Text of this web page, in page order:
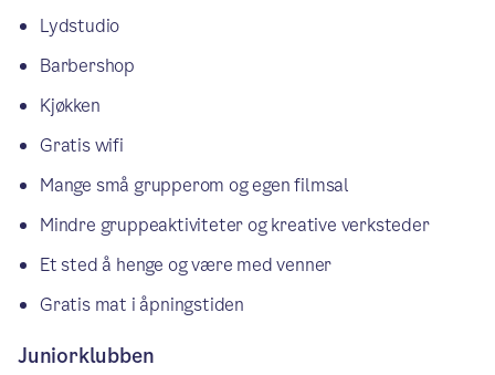
Lydstudio
Barbershop
Kjøkken
Gratis wifi
Mange små grupperom og egen filmsal
Mindre gruppeaktiviteter og kreative verksteder
Et sted å henge og være med venner
Gratis mat i åpningstiden
Juniorklubben